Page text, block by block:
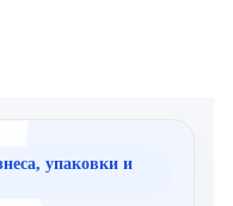
упаковки и